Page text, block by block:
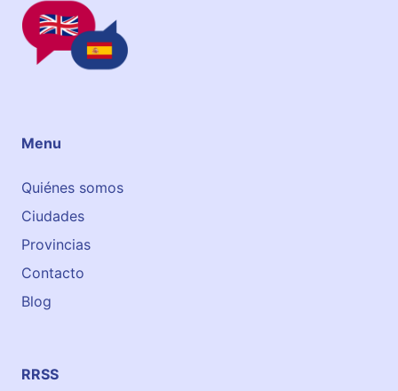
n
t
r
e
Menu
Quiénes somos
Ciudades
Provincias
Contacto
Blog
RRSS